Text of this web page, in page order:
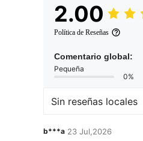
2.00
Política de Reseñas
Comentario global:
Pequeña
0%
Sin reseñas locales
b***a 23 Jul,2026